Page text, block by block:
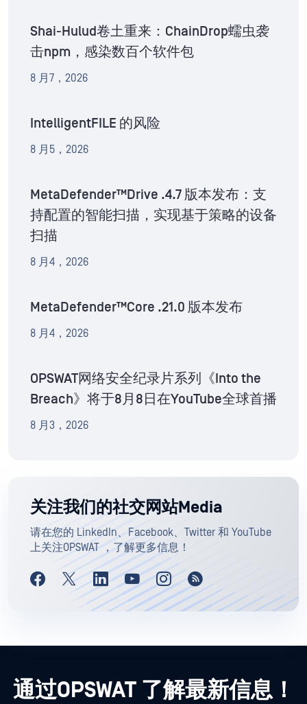
Shai-Hulud卷土重来：ChainDrop蠕虫袭
击npm，感染数百个软件包
8 月7，2026
IntelligentFILE 的风险
8 月5，2026
MetaDefender™Drive .4.7 版本发布：支
持配置的智能扫描，实现基于策略的设备
扫描
8 月4，2026
MetaDefender™Core .21.0 版本发布
8 月4，2026
OPSWAT网络安全纪录片系列《Into the
Breach》将于8月8日在YouTube全球首播
8 月3，2026
关注我们的社交网站Media
请在您的 LinkedIn、Facebook、Twitter 和 YouTube
上关注OPSWAT ，了解更多信息！
通过OPSWAT 了解最新信息！